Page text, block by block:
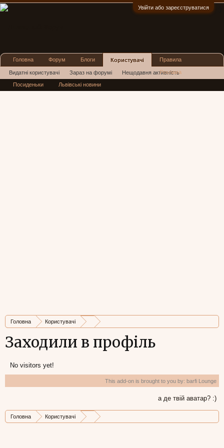
Увійти або зареєструватися
Головна Користувачі
Заходили в профіль
No visitors yet!
This add-on is brought to you by: barfi Lounge
а де твій аватар? :)
Головна Користувачі
Головна Форум Блоги Користувачі
Видатні користувачі Зараз на форумі Нещодавня активність
Нові повідомлення профілю
Правила
Реклама
Посиденьки Львівські новини